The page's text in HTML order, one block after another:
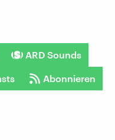
ARD Sounds
Abonnieren